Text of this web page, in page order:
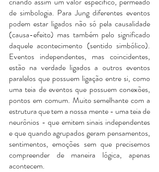
de simbologia. Para Jung diferentes eventos
podem estar ligados não só pela causalidade
(causa-efeito) mas também pelo significado
daquele acontecimento (sentido simbólico).
Eventos independentes, mas coincidentes,
estão na verdade ligados a outros eventos
paralelos que possuem ligação entre si, como
uma teia de eventos que possuem conexões,
pontos em comum. Muito semelhante com a
estrutura que tem a nossa mente - uma teia de
neurônios - que emitem sinais independentes
e que quando agrupados geram pensamentos,
sentimentos, emoções sem que precisemos
compreender de maneira lógica, apenas
acontecem.